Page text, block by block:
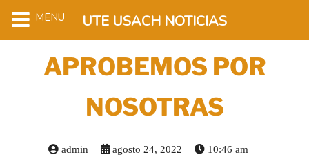
APROBEMOS POR
NOSOTRAS
admin agosto 24, 2022 10:46 am
MENU UTE USACH NOTICIAS